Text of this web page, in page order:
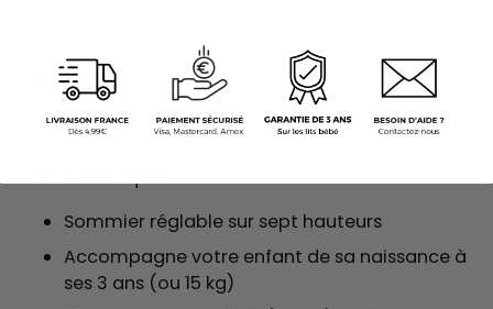
Description
Caractéristiques :
Sommier réglable sur sept hauteurs
Accompagne votre enfant de sa naissance à
ses 3 ans (ou 15 kg)